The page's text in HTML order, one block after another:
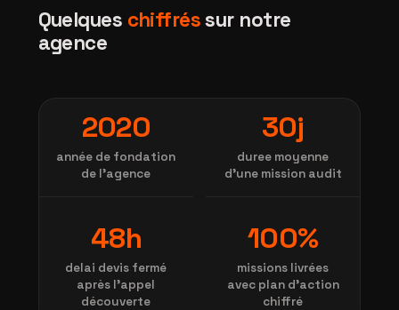
Quelques chiffréssur notre
agence
2020
année de fondation
de l'agence
30j
duree moyenne
d'une mission audit
48h
delai devis fermé
après l'appel
découverte
100%
missions livrées
avec plan d'action
chiffré